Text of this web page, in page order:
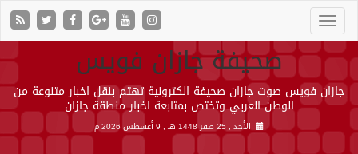
صحيفة جازان فويس
جازان فويس صوت جازان صحيفة الكترونية تهتم بنقل اخبار متنوعة من
الوطن العربي وتختص بمتابعة اخبار منطقة جازان
الأحد , 25 صفر 1448 هـ , 9 أغسطس 2026 م